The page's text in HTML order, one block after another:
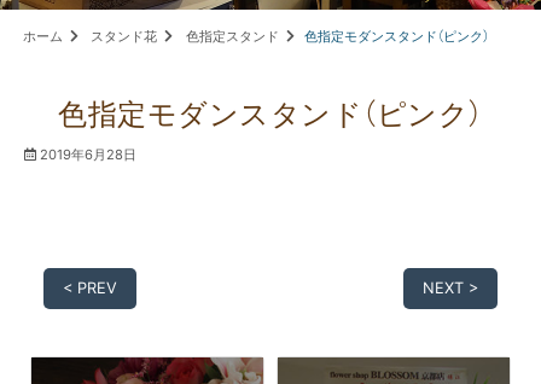
ホーム スタンド花 色指定スタンド 色指定モダンスタンド（ピンク）
色指定モダンスタンド（ピンク）
2019年6月28日
< PREV NEXT >